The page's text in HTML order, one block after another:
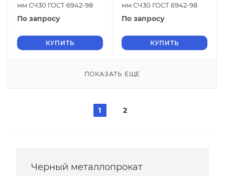
мм СЧ30 ГОСТ 6942-98
По запросу
КУПИТЬ
мм СЧ30 ГОСТ 6942-98
По запросу
КУПИТЬ
ПОКАЗАТЬ ЕЩЕ
1 2
Черный металлопрокат